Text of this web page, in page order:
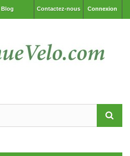
Connexion
Contactez-nous
Blog